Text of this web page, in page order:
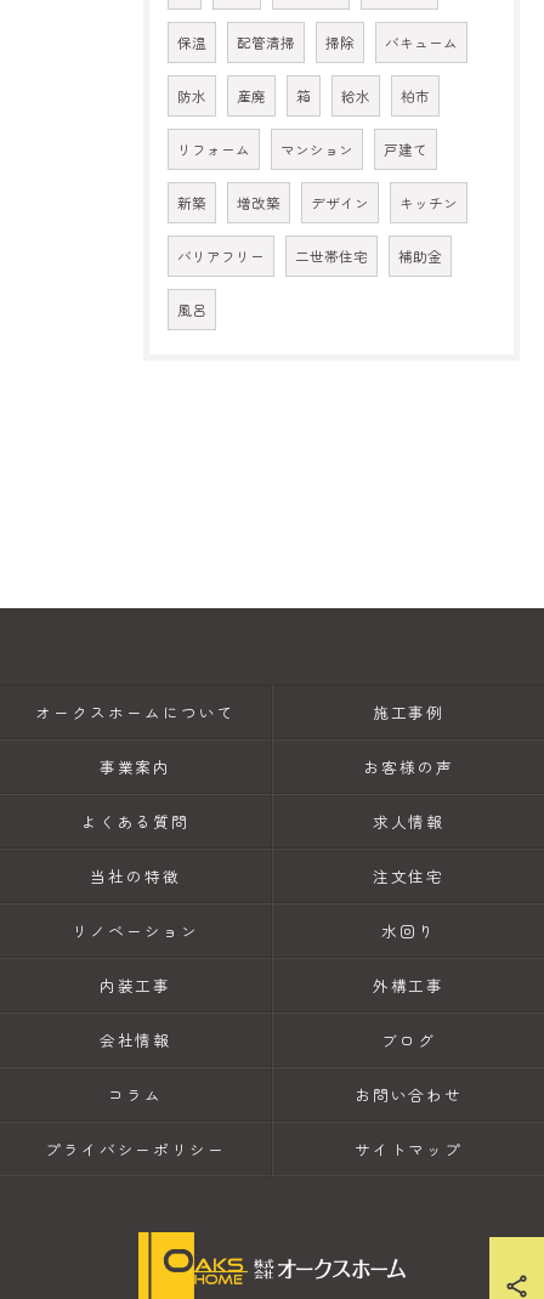
保温 配管清掃 掃除 バキューム
防水 産廃 箱 給水 柏市
リフォーム マンション 戸建て
新築 増改築 デザイン キッチン
バリアフリー 二世帯住宅 補助金
風呂
オークスホームについて 施工事例
事業案内 お客様の声
よくある質問 求人情報
当社の特徴 注文住宅
リノベーション 水回り
内装工事 外構工事
会社情報 ブログ
コラム お問い合わせ
プライバシーポリシー サイトマップ